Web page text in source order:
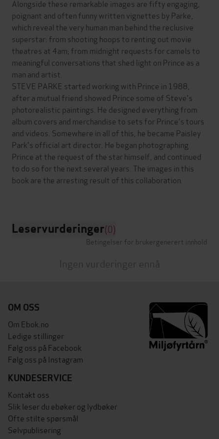
Alongside these remarkable images are fifty engaging,
poignant and often funny written vignettes by Parke,
which reveal the very human man behind the reclusive
superstar: from shooting hoops to renting out movie
theatres at 4am; from midnight requests for camels to
meaningful conversations that shed light on Prince as a
man and artist.
STEVE PARKE started working with Prince in 1988,
after a mutual friend showed Prince some of Steve's
photorealistic paintings. He designed everything from
album covers and merchandise to sets for Prince's tours
and videos. Somewhere in all of this, he became Paisley
Park's official art director. He began photographing
Prince at the request of the star himself, and continued
to do so for the next several years. The images in this
book are the arresting result of this collaboration.
Leservurderinger(0)
Betingelser for brukergenerert innhold
Ingen vurderinger ennå
OM OSS
Om Ebok.no
Ledige stillinger
Følg oss på Facebook
Følg oss på Instagram
KUNDESERVICE
Kontakt oss
Slik leser du ebøker og lydbøker
Ofte stilte spørsmål
Selvpublisering